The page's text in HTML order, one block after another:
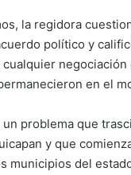
la regidora
político y
cualquier
en el
problema que
y que
municipios del